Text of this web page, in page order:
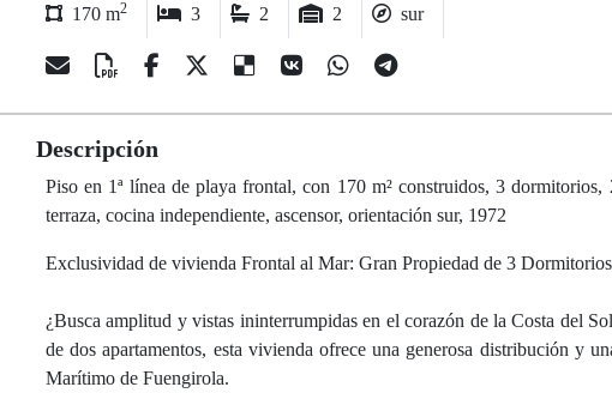
170 m2 3 2 2 sur
Descripción
Piso en 1ª línea de playa frontal, con 170 m² construidos, 3
terraza, cocina independiente, ascensor, orientación sur, 1972
Exclusividad de vivienda Frontal al Mar: Gran Propiedad de 3
¿Busca amplitud y vistas ininterrumpidas en el corazón de la Costa del
de dos apartamentos, esta vivienda ofrece una generosa distribución y
Marítimo de Fuengirola.